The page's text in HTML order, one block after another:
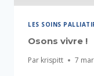
LES SOINS
Osons vivre !
Par krispitt 7